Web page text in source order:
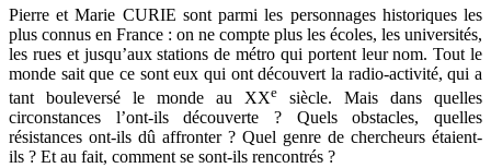
Pierre et Marie CURIE sont parmi les personnages historiques les
plus connus en France : on ne compte plus les écoles, les universités,
les rues et jusqu’aux stations de métro qui portent leur nom. Tout le
monde sait que ce sont eux qui ont découvert la radio-activité, qui a
tant bouleversé le monde au XXe siècle. Mais dans quelles
circonstances l’ont-ils découverte ? Quels obstacles, quelles
résistances ont-ils dû affronter ? Quel genre de chercheurs étaient-
ils ? Et au fait, comment se sont-ils rencontrés ?